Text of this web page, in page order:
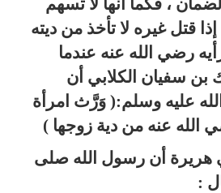
قتل غيره لا تأخذ من ديته
رضي الله عنه عندما
بن سفيان الكلابي أن
عليه وسلم:( وَرَّث امرأة
الله عنه من دية زوجها )
أن رسول الله صلى
: